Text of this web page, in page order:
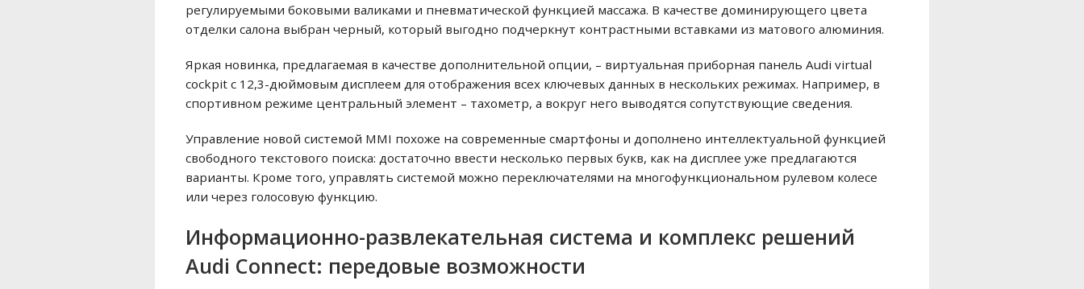
регулируемыми боковыми валиками и пневматической функцией массажа. В качестве доминирующего цвета
отделки салона выбран черный, который выгодно подчеркнут контрастными вставками из матового алюминия.
Яркая новинка, предлагаемая в качестве дополнительной опции, – виртуальная приборная панель Audi virtual
cockpit с 12,3-дюймовым дисплеем для отображения всех ключевых данных в нескольких режимах. Например, в
спортивном режиме центральный элемент – тахометр, а вокруг него выводятся сопутствующие сведения.
Управление новой системой MMI похоже на современные смартфоны и дополнено интеллектуальной функцией
свободного текстового поиска: достаточно ввести несколько первых букв, как на дисплее уже предлагаются
варианты. Кроме того, управлять системой можно переключателями на многофункциональном рулевом колесе
или через голосовую функцию.
Информационно-развлекательная система и комплекс решений
Audi Connect: передовые возможности